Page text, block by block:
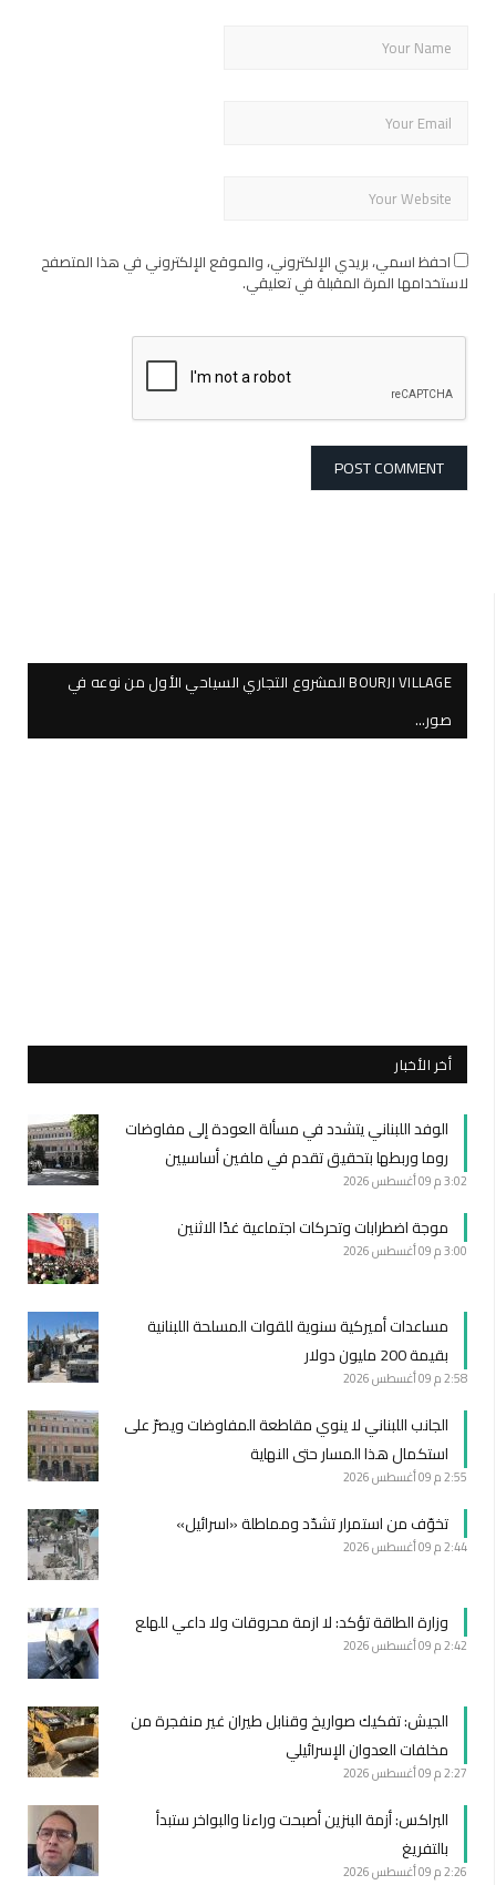
احفظ اسمي، بريدي الإلكتروني، والموقع الإلكتروني في هذا المتصفح
لاستخدامها المرة المقبلة في تعليقي.
BOURJI VILLAGE المشروع التجاري السياحي الأول من نوعه في
صور…
أخر الأخبار
الوفد اللبناني يتشدد في مسألة العودة إلى مفاوضات
روما وربطها بتحقيق تقدم في ملفين أساسيين
3:02 م 09 أغسطس 2026
موجة اضطرابات وتحركات اجتماعية غدًا الاثنين
3:00 م 09 أغسطس 2026
مساعدات أميركية سنوية للقوات المسلحة اللبنانية
بقيمة 200 مليون دولار
2:58 م 09 أغسطس 2026
الجانب اللبناني لا ينوي مقاطعة المفاوضات ويصرّ على
استكمال هذا المسار حتى النهاية
2:55 م 09 أغسطس 2026
تخوّف من استمرار تشدّد ومماطلة «اسرائيل»
2:44 م 09 أغسطس 2026
وزارة الطاقة تؤكد: لا ازمة محروقات ولا داعي للهلع
2:42 م 09 أغسطس 2026
الجيش: تفكيك صواريخ وقنابل طيران غير منفجرة من
مخلفات العدوان الإسرائيلي
2:27 م 09 أغسطس 2026
البراكس: أزمة البنزين أصبحت وراءنا والبواخر ستبدأ
بالتفريغ
2:26 م 09 أغسطس 2026